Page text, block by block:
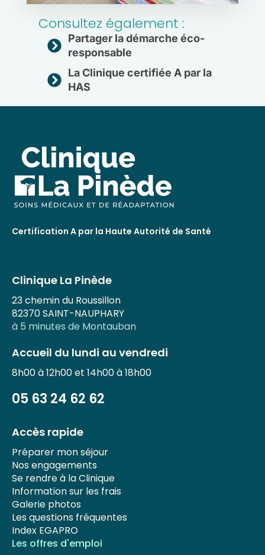
Consultez également :
Partager la démarche éco-
responsable
La Clinique certifiée A par la
HAS
Certification A par la Haute Autorité de Santé
Clinique La Pinède
23 chemin du Roussillon
82370 SAINT-NAUPHARY
à 5 minutes de Montauban
Accueil du lundi au vendredi
8h00 à 12h00 et 14h00 à 18h00
05 63 24 62 62
Accès rapide
Préparer mon séjour
Nos engagements
Se rendre à la Clinique
Information sur les frais
Galerie photos
Les questions fréquentes
Index EGAPRO
Les offres d'emploi